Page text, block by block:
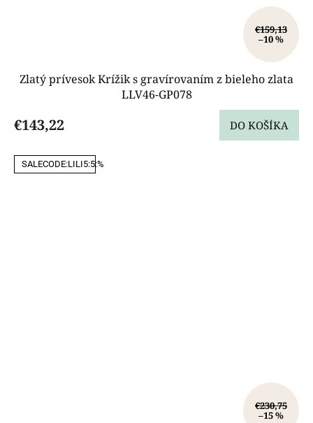
€159,13
–10 %
Zlatý prívesok Krížik s gravírovaním z bieleho zlata
LLV46-GP078
€143,22 DO KOŠÍKA
SALECODE:LILI5:5:%
€230,75
–15 %